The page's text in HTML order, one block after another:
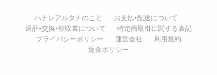
ハナレアルタナのこと
お支払•配送について
返品•交換•領収書について
特定商取引に関する表記
プライバシーポリシー
運営会社
利用規約
返金ポリシー